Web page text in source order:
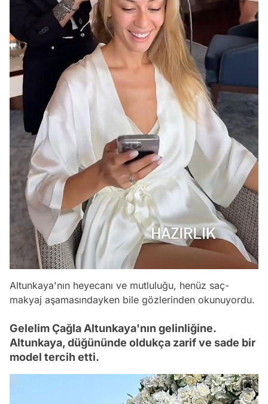
Altunkaya'nın heyecanı ve mutluluğu, henüz saç-
makyaj aşamasındayken bile gözlerinden okunuyordu.
Gelelim Çağla Altunkaya'nın gelinliğine.
Altunkaya, düğününde oldukça zarif ve sade bir
model tercih etti.